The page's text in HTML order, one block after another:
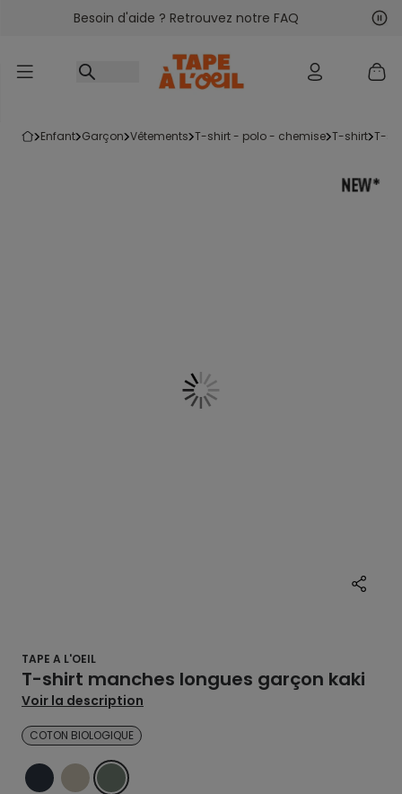
Accéder au contenu
Besoin d'aide ? Retrouvez notre FAQ
enfant garçon vêtements t-shirt - polo - chemise t-shirt t-
TAPE A L'OEIL
T-shirt manches longues garçon kaki
Voir la description
COTON BIOLOGIQUE
BLEU BEIGEVERT